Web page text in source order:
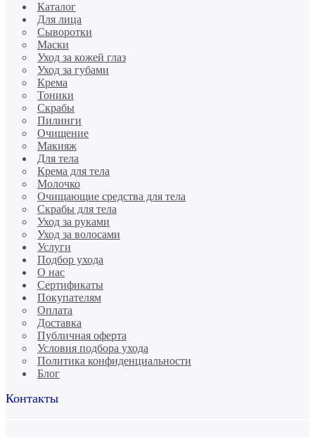
Каталог
Для лица
Сыворотки
Маски
Уход за кожей глаз
Уход за губами
Крема
Тоники
Скрабы
Пилинги
Очищение
Макияж
Для тела
Крема для тела
Молочко
Очищающие средства для тела
Скрабы для тела
Уход за руками
Уход за волосами
Услуги
Подбор ухода
О нас
Сертификаты
Покупателям
Оплата
Доставка
Публичная оферта
Условия подбора ухода
Политика конфиденциальности
Блог
Контакты